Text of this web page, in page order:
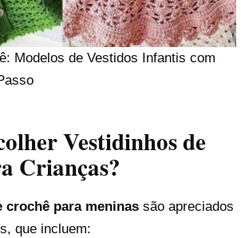
Modelos de Vestidos Infantis com
Vestidinhos de
Crianças?
crochê para meninas são apreciados
que incluem: